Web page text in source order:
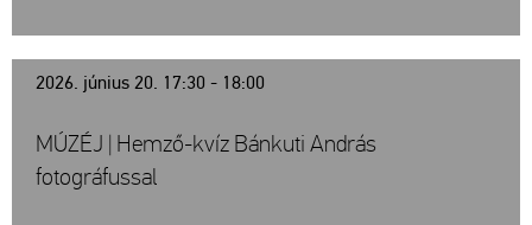
2026. június 20. 17:30 - 18:00
MÚZÉJ | Hemző-kvíz Bánkuti András
fotográfussal